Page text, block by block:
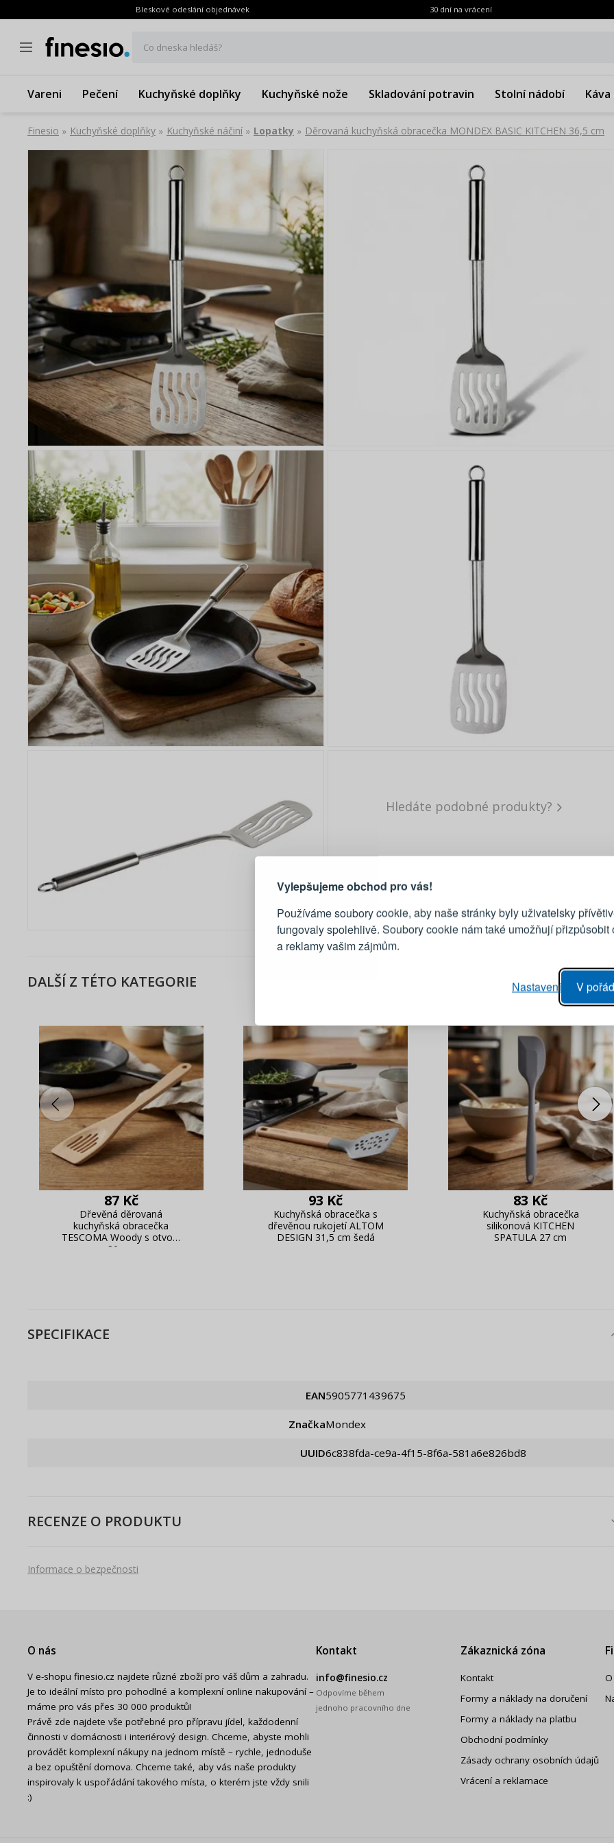
Vylepšujeme obchod pro vás!
Používáme soubory cookie, aby naše stránky byly uživatelsky
fungovaly spolehlivě. Soubory cookie nám také umožňují přizpůsobit
a reklamy vašim zájmům.
V
Nastavení
Bleskové odeslání objednávek 30 dní na vrácení
Co dneska hledáš?
Vareni Pečení Kuchyňské doplňky Kuchyňské nože Skladování potravin Stolní nádobí Káva
Finesio » Kuchyňské doplňky » Kuchyňské náčiní » Lopatky » Děrovaná kuchyňská obracečka MONDEX BASIC KITCHEN 36,5 cm
Hledáte podobné produkty?
DALŠÍ Z TÉTO KATEGORIE
87 Kč
Dřevěná děrovaná
kuchyňská obracečka
TESCOMA Woody s otvory
30 cm
93 Kč
Kuchyňská obracečka s
dřevěnou rukojetí ALTOM
DESIGN 31,5 cm šedá
83 Kč
Kuchyňská obracečka
silikonová KITCHEN
SPATULA 27 cm
SPECIFIKACE
EAN 5905771439675
Značka Mondex
UUID 6c838fda-ce9a-4f15-8f6a-581a6e826bd8
RECENZE O PRODUKTU
Informace o bezpečnosti
O nás
V e-shopu finesio.cz najdete různé zboží pro váš dům a zahradu.
Je to ideální místo pro pohodlné a komplexní online nakupování –
máme pro vás přes 30 000 produktů!
Právě zde najdete vše potřebné pro přípravu jídel, každodenní
činnosti v domácnosti i interiérový design. Chceme, abyste mohli
provádět komplexní nákupy na jednom místě – rychle, jednoduše
a bez opuštění domova. Chceme také, aby vás naše produkty
inspirovaly k uspořádání takového místa, o kterém jste vždy snili
:)
Kontakt
info@finesio.cz
Odpovíme během
jednoho pracovního dne
Zákaznická zóna
Kontakt
Formy a náklady na doručení
Formy a náklady na platbu
Obchodní podmínky
Zásady ochrany osobních údajů
Vrácení a reklamace
Zde je důvod, proč se vyplatí
vytvořit účet
Živý náhled na změny v objednávce
Emailová adresa
PŘIHLÁSIT
Připomenutí